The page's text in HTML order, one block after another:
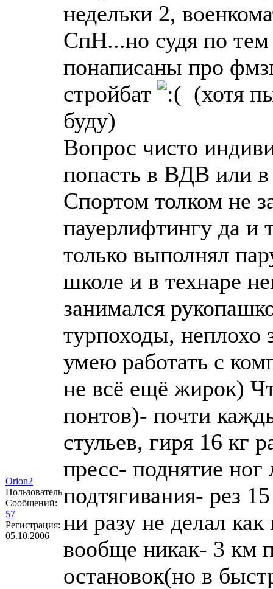
Orion2
Пользователь
Сообщений:
57
Регистрация:
05.10.2006
недельки 2,
СпН...но судя по тем
понаписаны про
стройбат
(хотя
буду)
Вопрос чисто
попасть в ВДВ или
Спортом толком не
пауерлифтингу да и
только выполнял
школе и в технаре
занимался
турпоходы, неплохо
умею работать с
не всё ещё жирок)
понтов)- почти
стульев, гиря 16 кг
пресс- поднятие ног
подтягивания- рез
ни разу не делал
вообще никак- 3 км
остановок(но в